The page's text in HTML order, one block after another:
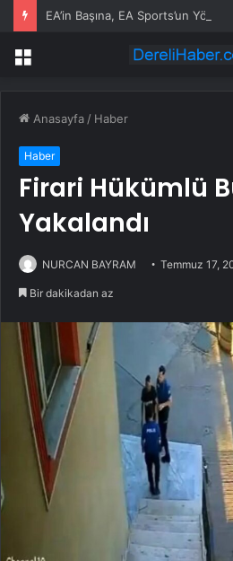
EA’in Başına, EA Sports’un
Menü
Anasayfa / Haber
Haber
Firari Hükümlü
Yakalandı
NURCAN BAYRAM Temmuz 17,
Bir dakikadan az